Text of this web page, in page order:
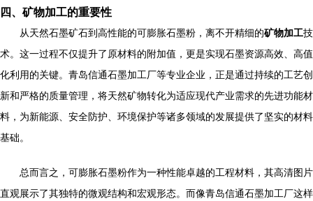
四、矿物加工的重要性
从天然石墨矿石到高性能的可膨胀石墨粉，离不开精细的矿物加工技
术。这一过程不仅提升了原材料的附加值，更是实现石墨资源高效、高值
化利用的关键。青岛信通石墨加工厂等专业企业，正是通过持续的工艺创
新和严格的质量管理，将天然矿物转化为适应现代产业需求的先进功能材
料，为新能源、安全防护、环境保护等诸多领域的发展提供了坚实的材料
基础。
总而言之，可膨胀石墨粉作为一种性能卓越的工程材料，其高清图片
直观展示了其独特的微观结构和宏观形态。而像青岛信通石墨加工厂这样